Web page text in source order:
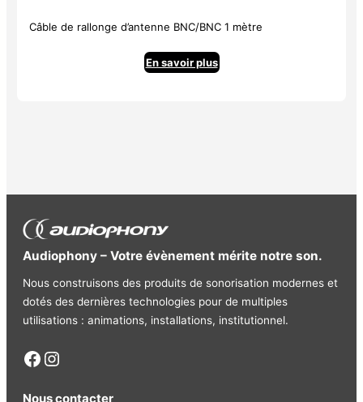
Câble de rallonge d’antenne BNC/BNC 1 mètre
En savoir plus
Audiophony – Votre évènement mérite notre son.
Nous construisons des produits de sonorisation modernes et
dotés des dernières technologies pour de multiples
utilisations : animations, installations, institutionnel.
Facebook Instagram
Nous contacter